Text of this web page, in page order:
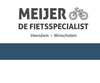
Navigatie